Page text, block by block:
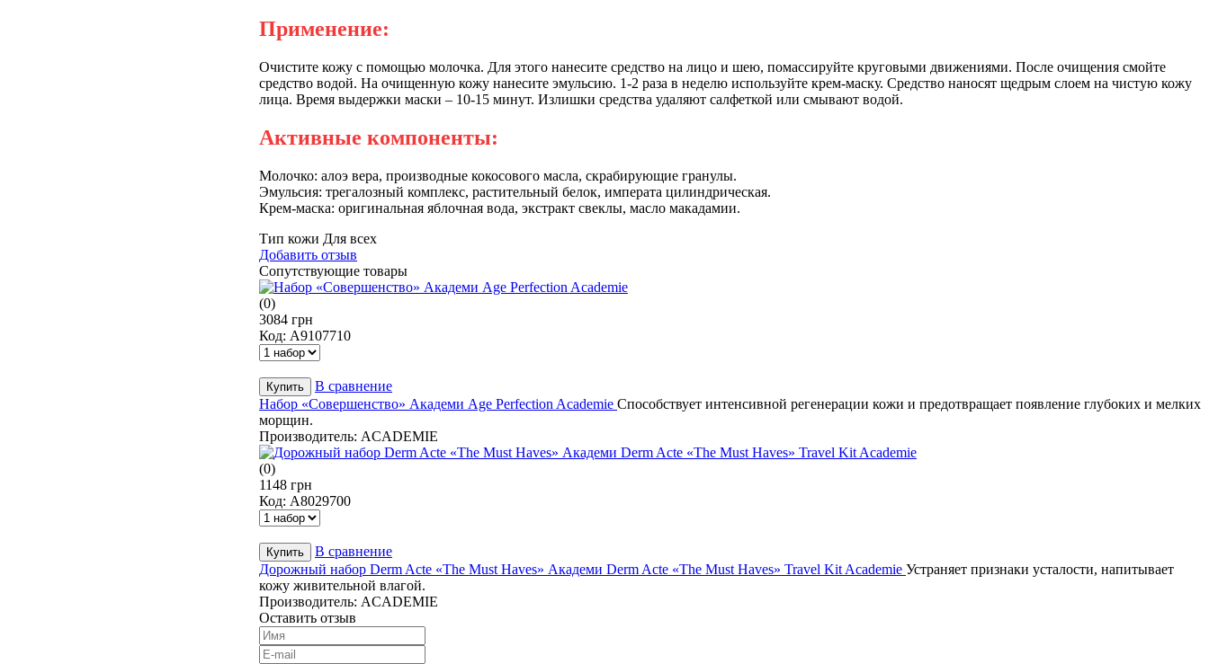
Применение:
Очистите кожу с помощью молочка. Для этого нанесите средство на лицо и шею, помассируйте круговыми движениями. После очищения смойте
средство водой. На очищенную кожу нанесите эмульсию. 1-2 раза в неделю используйте крем-маску. Средство наносят щедрым слоем на чистую кожу
лица. Время выдержки маски – 10-15 минут. Излишки средства удаляют салфеткой или смывают водой.
Активные компоненты:
Молочко: алоэ вера, производные кокосового масла, скрабирующие гранулы.
Эмульсия: трегалозный комплекс, растительный белок, императа цилиндрическая.
Крем-маска: оригинальная яблочная вода, экстракт свеклы, масло макадамии.
Тип кожи Для всех
Добавить отзыв
Сопутствующие товары
(0)
3084 грн
Код: A9107710
В сравнение
Набор «Совершенство» Академи Age Perfection Academie Способствует интенсивной регенерации кожи и предотвращает появление глубоких и мелких
морщин.
Производитель: ACADEMIE
(0)
1148 грн
Код: A8029700
В сравнение
Дорожный набор Derm Acte «The Must Haves» Академи Derm Acte «The Must Haves» Travel Kit Academie Устраняет признаки усталости, напитывает
кожу живительной влагой.
Производитель: ACADEMIE
Оставить отзыв